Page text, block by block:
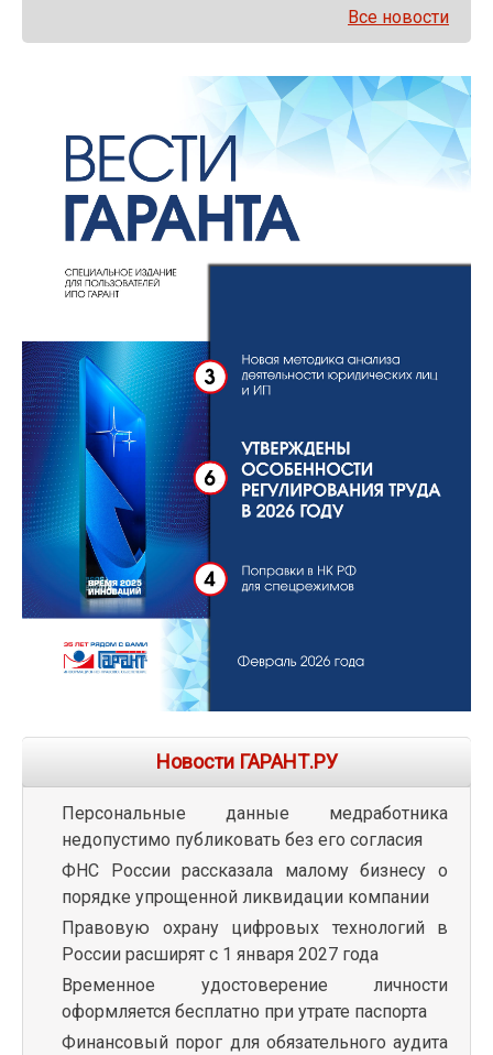
Все новости
Новости ГАРАНТ.РУ
Персональные данные медработника
недопустимо публиковать без его согласия
ФНС России рассказала малому бизнесу о
порядке упрощенной ликвидации компании
Правовую охрану цифровых технологий в
России расширят с 1 января 2027 года
Временное удостоверение личности
оформляется бесплатно при утрате паспорта
Финансовый порог для обязательного аудита